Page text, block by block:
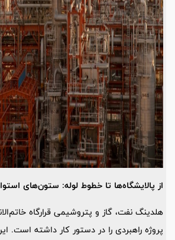
از پالایشگاه‌ها تا خطوط لوله: ستون‌های
هلدینگ نفت، گاز و پتروشیمی قرارگاه
پروژه راهبردی را در دستور کار داشته است.